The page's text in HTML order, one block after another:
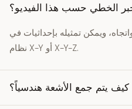
الخطي حسب هذا الفيديو؟
ويمكن تمثيله بإحداثيات في
نظام X-Y أو X-Y-Z.
كيف يتم جمع الأشعة هندسياً؟